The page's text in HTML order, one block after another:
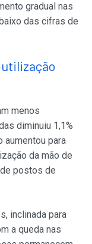
gradual nas
das cifras de
utilização
menos
diminuiu 1,1%
aumentou para
da mão de
postos de
inclinada para
a queda nas